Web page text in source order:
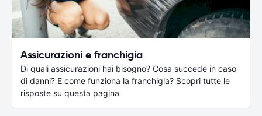
Assicurazioni e franchigia
Di quali assicurazioni hai bisogno? Cosa succede in caso
di danni? E come funziona la franchigia? Scopri tutte le
risposte su questa pagina